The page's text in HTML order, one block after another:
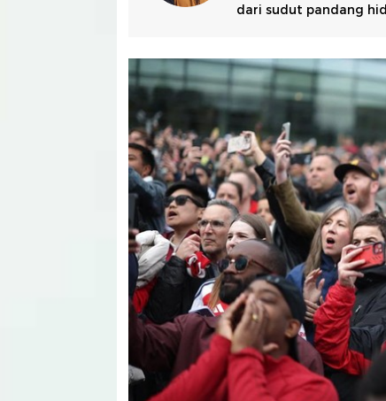
dari sudut pandang